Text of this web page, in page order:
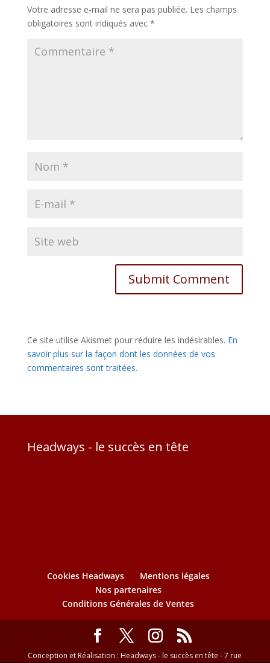
Votre adresse e-mail ne sera pas publiée. Les champs
obligatoires sont indiqués avec *
Ce site utilise Akismet pour réduire les indésirables. En
savoir plus sur la façon dont les données de vos
commentaires sont traitées.
Headways - le succès en tête
Cookies Headways
Mentions légales
Nos partenaires
Conditions Générales de Ventes
Conception et Réalisation : Headways - le succès en tête - 7 rue